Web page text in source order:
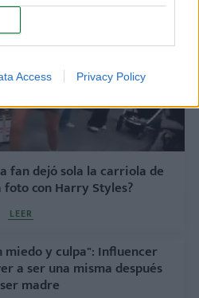
Access Privacy Policy
fan dejó sola la carriola de
foto con Harry Styles?
LEER
miedo y culpa": Influencer
a ser una misma después
madre